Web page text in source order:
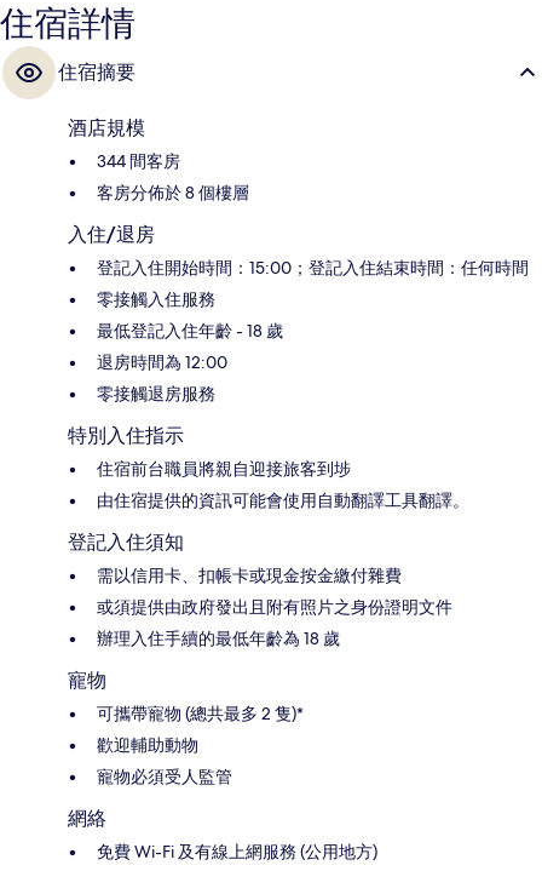
住宿詳情
住宿摘要
酒店規模
344 間客房
客房分佈於 8 個樓層
入住/退房
登記入住開始時間：15:00；登記入住結束時間：任何時間
零接觸入住服務
最低登記入住年齡 - 18 歲
退房時間為 12:00
零接觸退房服務
特別入住指示
住宿前台職員將親自迎接旅客到埗
由住宿提供的資訊可能會使用自動翻譯工具翻譯。
登記入住須知
需以信用卡、扣帳卡或現金按金繳付雜費
或須提供由政府發出且附有照片之身份證明文件
辦理入住手續的最低年齡為 18 歲
寵物
可攜帶寵物 (總共最多 2 隻)*
歡迎輔助動物
寵物必須受人監管
網絡
免費 Wi-Fi 及有線上網服務 (公用地方)